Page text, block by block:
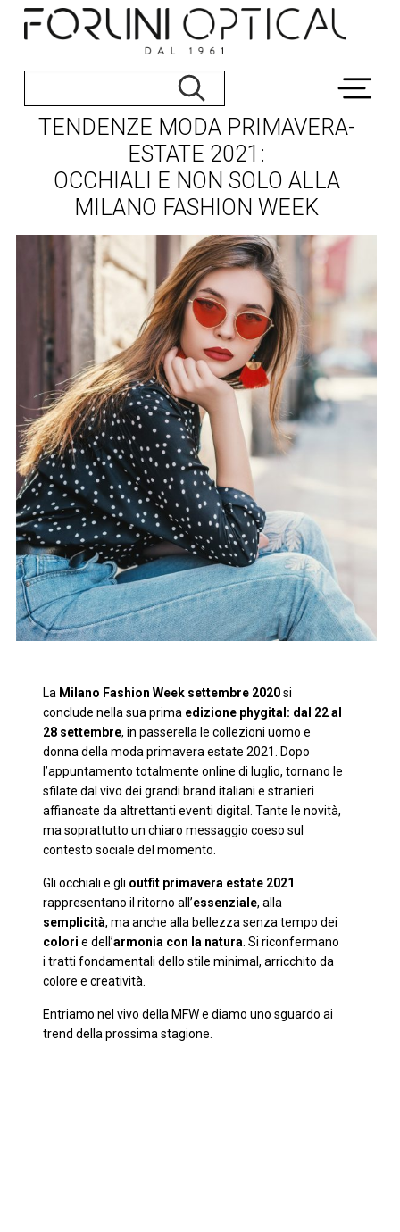
TENDENZE MODA PRIMAVERA-
ESTATE 2021:
OCCHIALI E NON SOLO ALLA
MILANO FASHION WEEK
La Milano Fashion Week settembre 2020si
conclude nella sua prima edizione phygital: dal 22 al
28 settembre, in passerella le collezioni uomo e
donna della moda primavera estate 2021. Dopo
l’appuntamento totalmente online di luglio, tornano le
sfilate dal vivo dei grandi brand italiani e stranieri
affiancate da altrettanti eventi digital. Tante le novità,
ma soprattutto un chiaro messaggio coeso sul
contesto sociale del momento.
Gli occhiali e gli outfit primavera estate 2021
rappresentano il ritorno all’essenziale, alla
semplicità, ma anche alla bellezza senza tempo dei
colori e dell’armonia con la natura. Si riconfermano
i tratti fondamentali dello stile minimal, arricchito da
colore e creatività.
Entriamo nel vivo della MFW e diamo uno sguardo ai
trend della prossima stagione.